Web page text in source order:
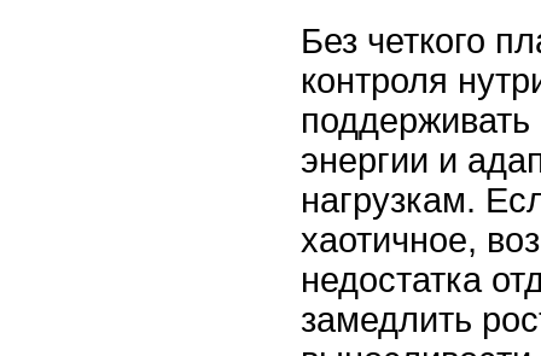
Без четкого
контроля
энергии и
нагрузкам.
хаотичное,
недостатка
замедлить